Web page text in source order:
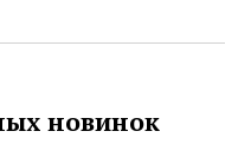
новинок